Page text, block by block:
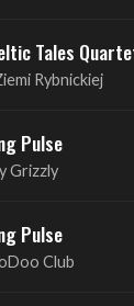
Tales
Rybnickiej
Pulse
Grizzly
Pulse
Club